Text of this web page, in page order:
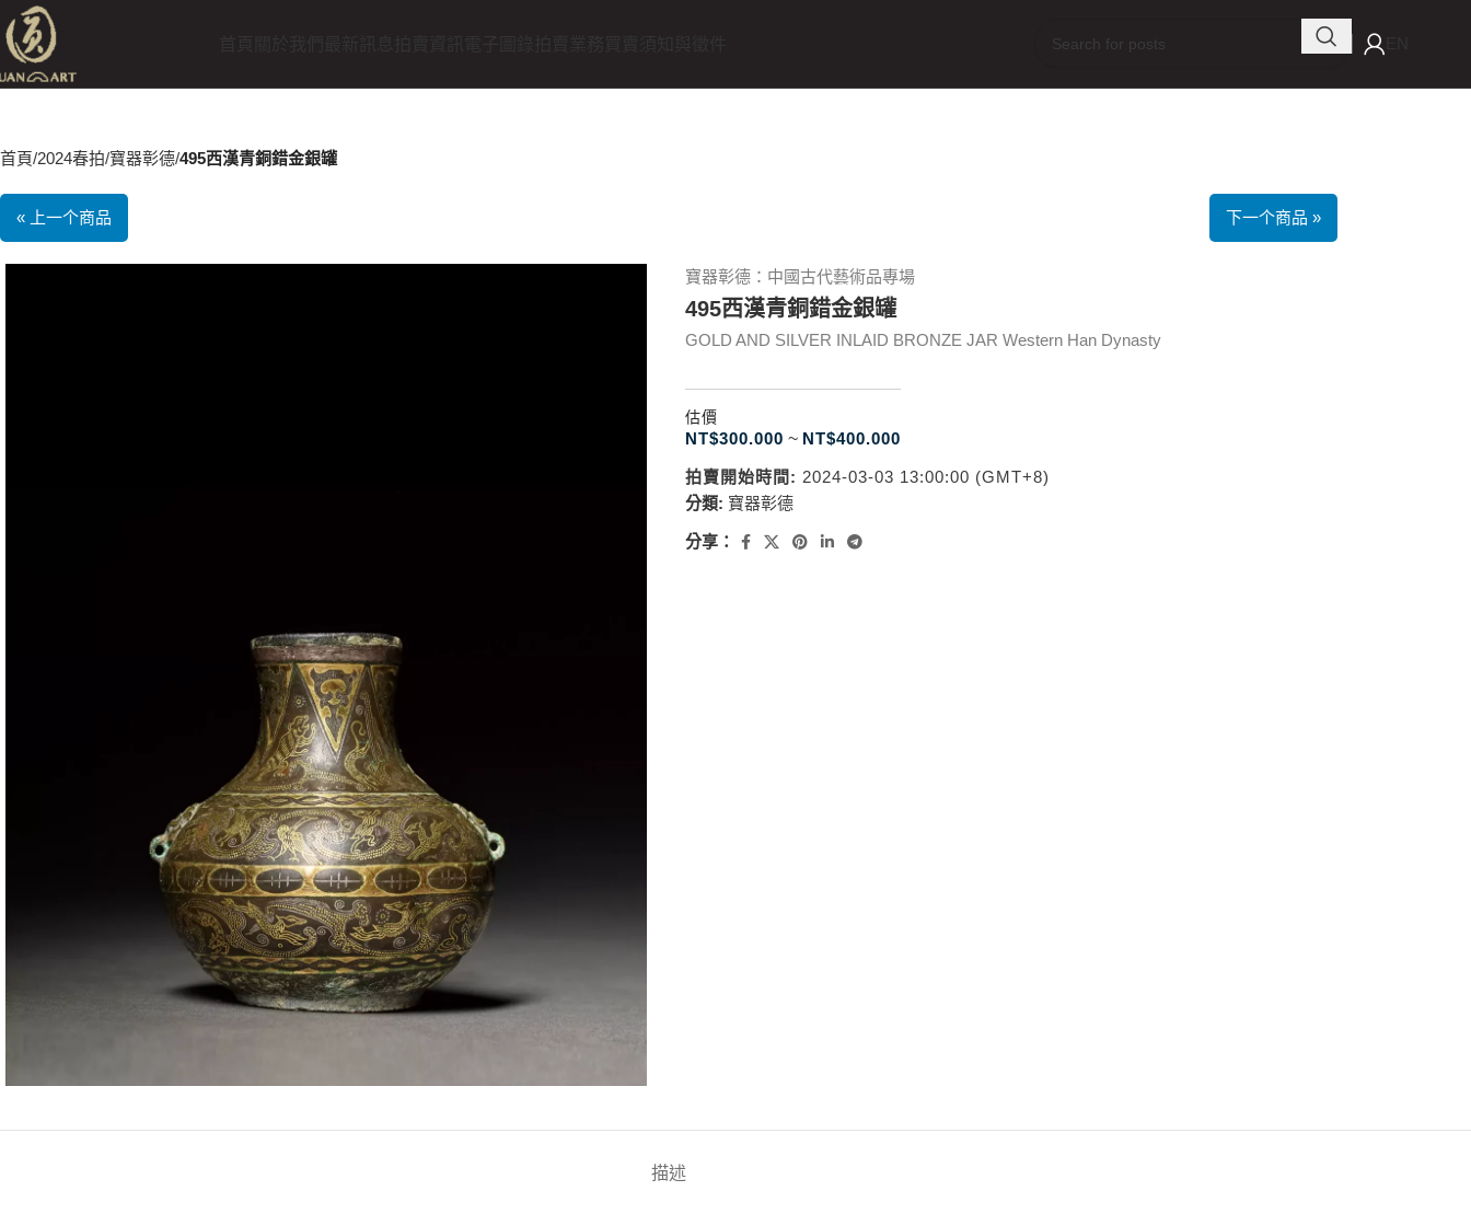
首頁 2024春拍 寶器彰德 495西漢青銅錯金銀罐
« 上一个商品 下一个商品 »
寶器彰德：中國古代藝術品專場
495西漢青銅錯金銀罐
GOLD AND SILVER INLAID BRONZE JAR Western Han Dynasty
估價
NT$300.000 ~ NT$400.000
拍賣開始時間: 2024-03-03 13:00:00 (GMT+8)
分類: 寶器彰德
分享：
描述